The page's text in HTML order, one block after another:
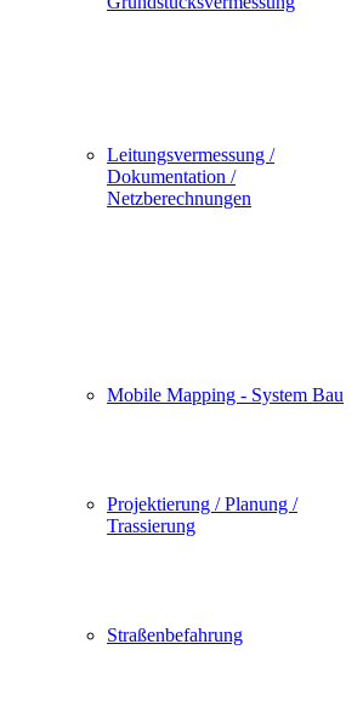
Leitungsvermessung /
Dokumentation /
Netzberechnungen
Mobile Mapping - System Bau
Projektierung / Planung /
Trassierung
Straßenbefahrung